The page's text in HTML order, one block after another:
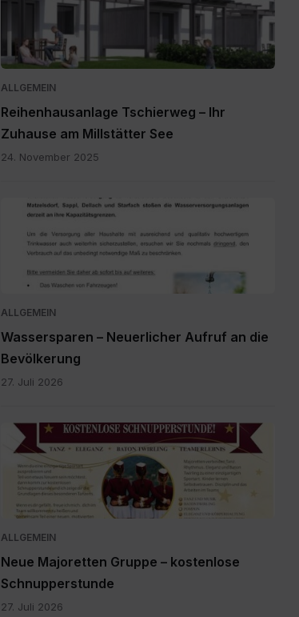
ALLGEMEIN
Reihenhausanlage Tschierweg – Ihr
Zuhause am Millstätter See
24. November 2025
20260727_Wassersparen.pdf
ALLGEMEIN
Wassersparen – Neuerlicher Aufruf an die
Bevölkerung
27. Juli 2026
plakát
pdf.pdf
ALLGEMEIN
Neue Majoretten Gruppe – kostenlose
Schnupperstunde
27. Juli 2026